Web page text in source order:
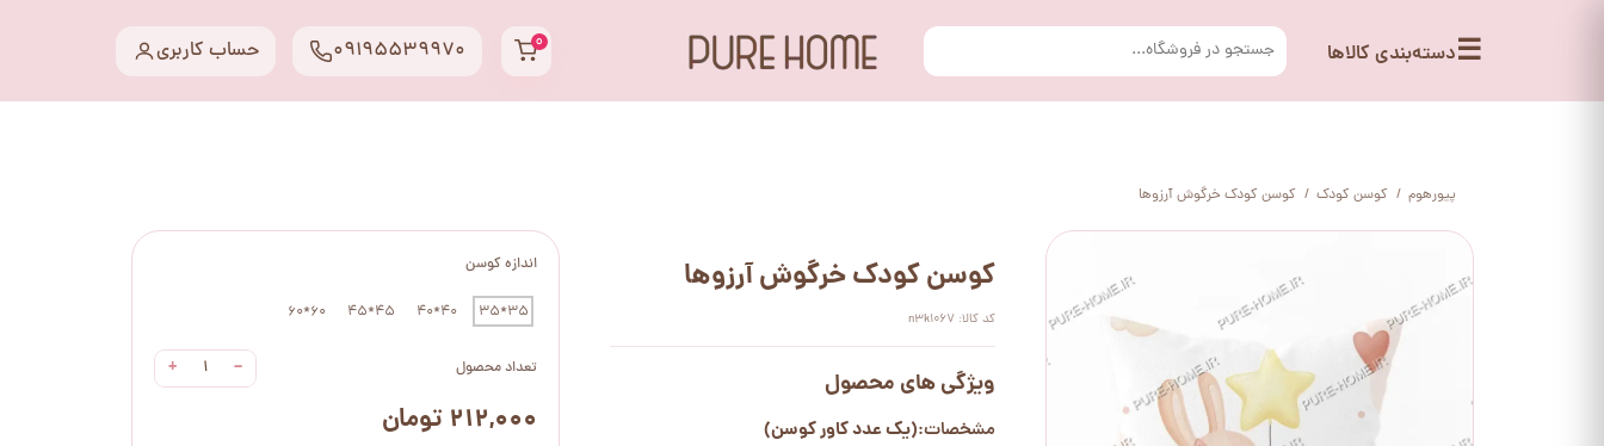
☰دسته‌بندی کالاها ۰ حساب کاربری 09195539970
پیورهوم کوسن کودک کوسن کودک خرگوش آرزوها
اندازه کوسن
35*35
40*40
45*45
60*60
تعداد محصول −
+
۲۱۲,۰۰۰ تومان
کوسن کودک خرگوش آرزوها
کد کالا: n3k1067
ویژگی های محصول
مشخصات:(یک عدد کاور کوسن)